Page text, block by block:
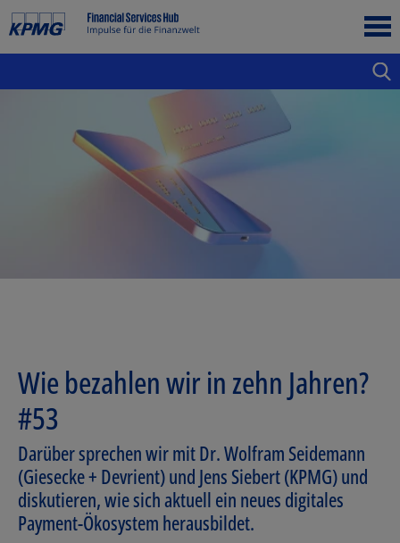
Wie bezahlen wir in zehn Jahren?
#53
Darüber sprechen wir mit Dr. Wolfram Seidemann
(Giesecke + Devrient) und Jens Siebert (KPMG) und
diskutieren, wie sich aktuell ein neues digitales
Payment-Ökosystem herausbildet.